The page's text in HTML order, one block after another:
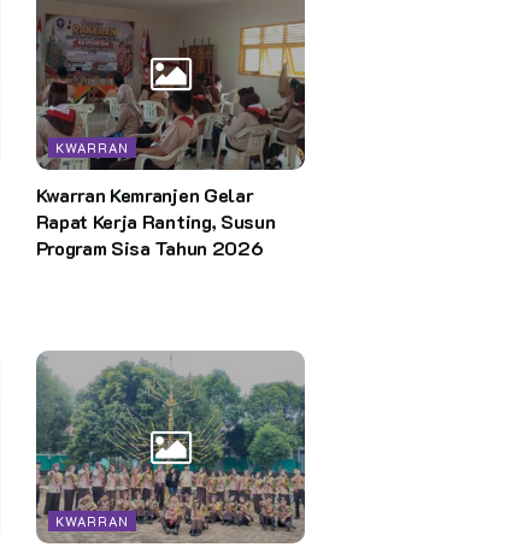
KWARRAN
Kwarran Kemranjen Gelar
Rapat Kerja Ranting, Susun
Program Sisa Tahun 2026
KWARRAN